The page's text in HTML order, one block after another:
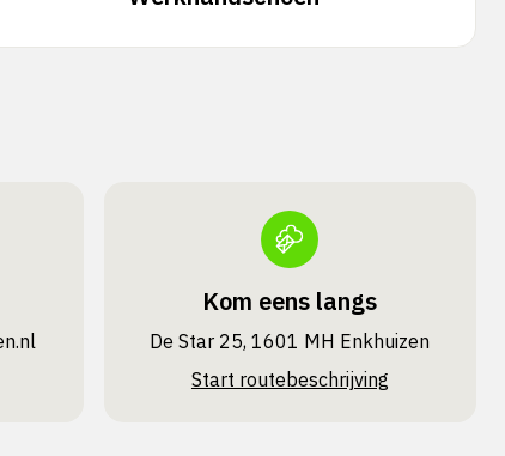
Kom eens langs
De Star 25, 1601 MH Enkhuizen
Start routebeschrijving